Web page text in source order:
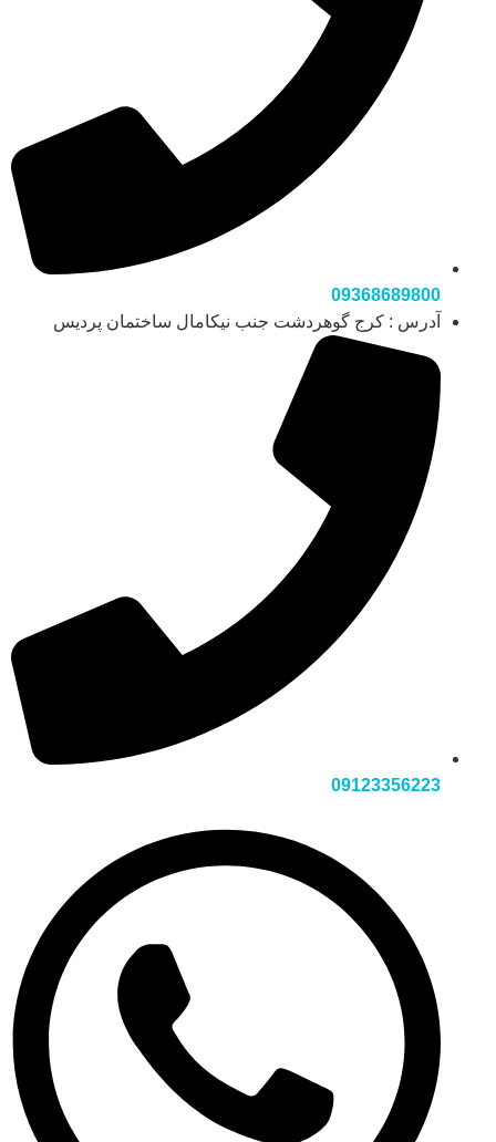
09368689800
آدرس : کرج گوهردشت جنب نیکامال ساختمان پردیس
09123356223